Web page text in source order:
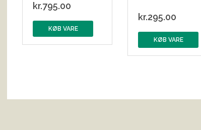
kr.795.00
KØB VARE
kr.295.00
KØB VARE